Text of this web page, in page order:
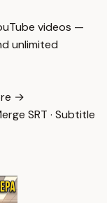
videos —
unlimited
→
SRT · Subtitle